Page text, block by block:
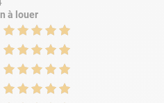
à louer